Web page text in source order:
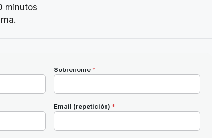
minutos
Sobrenome *
Email (repetición) *